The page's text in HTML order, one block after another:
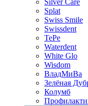
Silver Care
Splat
Swiss Smile
Swissdent
TePe
Waterdent
White Glo
Wisdom
ВладМиВа
Зелёная
Колумб